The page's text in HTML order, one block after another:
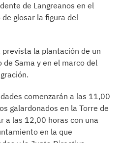
de Langreanos en el
glosar la figura del
la plantación de un
Sama y en el marco del
comenzarán a las 11,00
galardonados en la Torre de
a las 12,00 horas con una
en la que